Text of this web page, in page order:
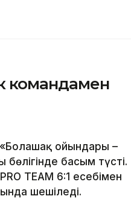
командамен
ойындары –
басым түсті.
TEAM 6:1 есебімен
шешіледі.